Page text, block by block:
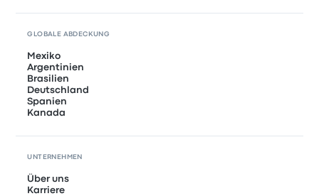
GLOBALE ABDECKUNG
Mexiko
Argentinien
Brasilien
Deutschland
Spanien
Kanada
UNTERNEHMEN
Über uns
Karriere